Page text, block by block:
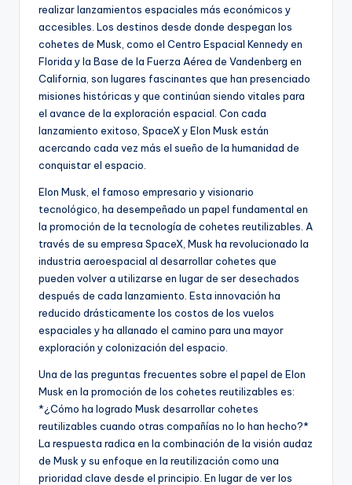
realizar lanzamientos espaciales más económicos y
accesibles. Los destinos desde donde despegan los
cohetes de Musk, como el Centro Espacial Kennedy en
Florida y la Base de la Fuerza Aérea de Vandenberg en
California, son lugares fascinantes que han presenciado
misiones históricas y que continúan siendo vitales para
el avance de la exploración espacial. Con cada
lanzamiento exitoso, SpaceX y Elon Musk están
acercando cada vez más el sueño de la humanidad de
conquistar el espacio.
Elon Musk, el famoso empresario y visionario
tecnológico, ha desempeñado un papel fundamental en
la promoción de la tecnología de cohetes reutilizables. A
través de su empresa SpaceX, Musk ha revolucionado la
industria aeroespacial al desarrollar cohetes que
pueden volver a utilizarse en lugar de ser desechados
después de cada lanzamiento. Esta innovación ha
reducido drásticamente los costos de los vuelos
espaciales y ha allanado el camino para una mayor
exploración y colonización del espacio.
Una de las preguntas frecuentes sobre el papel de Elon
Musk en la promoción de los cohetes reutilizables es:
*¿Cómo ha logrado Musk desarrollar cohetes
reutilizables cuando otras compañías no lo han hecho?*
La respuesta radica en la combinación de la visión audaz
de Musk y su enfoque en la reutilización como una
prioridad clave desde el principio. En lugar de ver los